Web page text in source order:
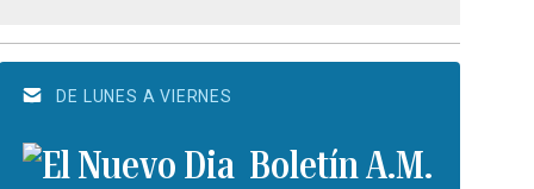
DE LUNES A VIERNES
Boletín A.M.